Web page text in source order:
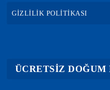
GİZLİLİK POLİTİKASI
ÜCRETSİZ